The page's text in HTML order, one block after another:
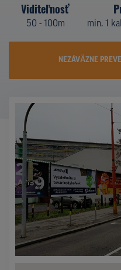
Viditeľnosť
50 - 100m min. 1
NEZÁVÄZNE